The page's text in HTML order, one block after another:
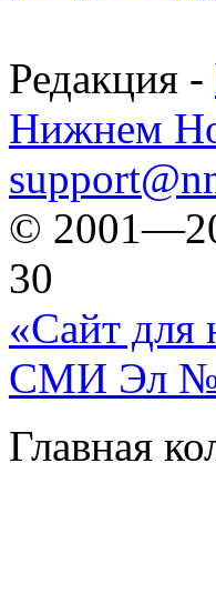
Редакция -
Нижнем
©
30
«Сайт для
СМИ Эл №
Главная